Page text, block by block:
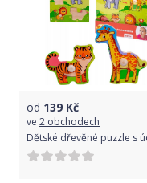
od 139 Kč
ve 2 obchodech